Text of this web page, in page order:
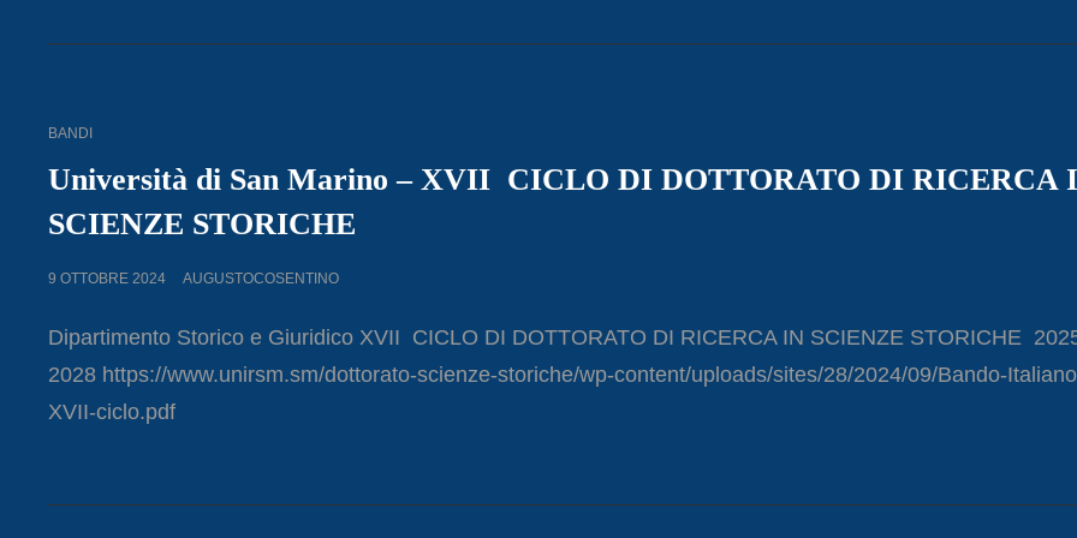
A
CAT
BANDI
Università di San Marino – XVII CICLO DI DOTTORATO DI RICERCA
SCIENZE STORICHE
POSTED
9 OTTOBRE 2024 AUGUSTOCOSENTINO
Dipartimento Storico e Giuridico XVII CICLO DI DOTTORATO DI RICERCA IN SCIENZE STORICHE
2028 https://www.unirsm.sm/dottorato-scienze-storiche/wp-content/uploads/sites/28/2024/09/Bando-
XVII-ciclo.pdf